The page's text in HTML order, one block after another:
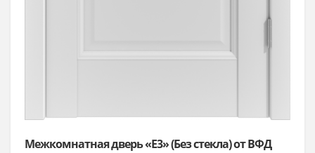
Межкомнатная дверь «E3» (Без стекла) от ВФД